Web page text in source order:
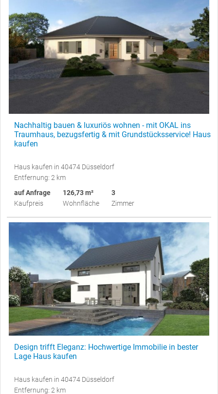
Nachhaltig bauen & luxuriös wohnen - mit OKAL ins
Traumhaus, bezugsfertig & mit Grundstücksservice! Haus
kaufen
Haus kaufen in 40474 Düsseldorf
Entfernung: 2 km
auf Anfrage
Kaufpreis
126,73 m²
Wohnfläche
3
Zimmer
Design trifft Eleganz: Hochwertige Immobilie in bester
Lage Haus kaufen
Haus kaufen in 40474 Düsseldorf
Entfernung: 2 km